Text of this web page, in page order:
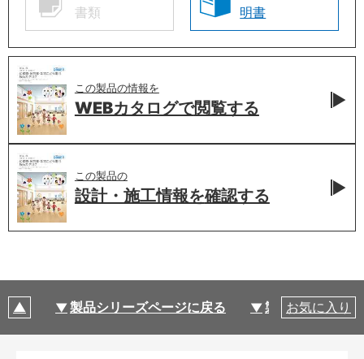
書類
明書
この製品の情報を
WEBカタログで閲覧する
この製品の
設計・施工情報を確認する
製品シリーズページに戻る 製品仕様
お気に入り